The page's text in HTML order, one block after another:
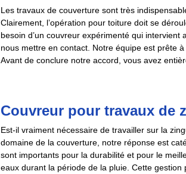
Les travaux de couverture sont très
Clairement, l’opération pour toiture doit se
besoin d’un couvreur expérimenté qui
nous mettre en contact. Notre équipe est prête
Avant de conclure notre accord, vous avez
Couvreur pour travaux de
Est-il vraiment nécessaire de travailler sur la
domaine de la couverture, notre réponse est
sont importants pour la durabilité et pour le
eaux durant la période de la pluie. Cette